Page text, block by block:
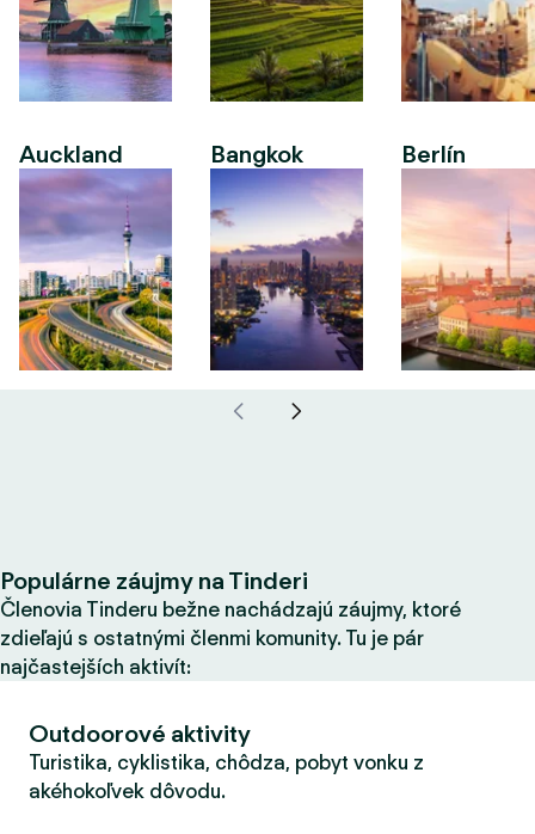
Auckland Bangkok Berlín
Populárne záujmy na Tinderi
Členovia Tinderu bežne nachádzajú záujmy, ktoré
zdieľajú s ostatnými členmi komunity. Tu je pár
najčastejších aktivít:
Outdoorové aktivity
Turistika, cyklistika, chôdza, pobyt vonku z
akéhokoľvek dôvodu.